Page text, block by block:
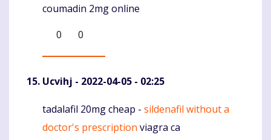
coumadin 2mg online
0
0
Ucvihj - 2022-04-05 - 02:25
Komentaras
tadalafil 20mg cheap - sildenafil without a
doctor's prescription viagra ca